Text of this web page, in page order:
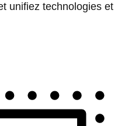
unifiez technologies et